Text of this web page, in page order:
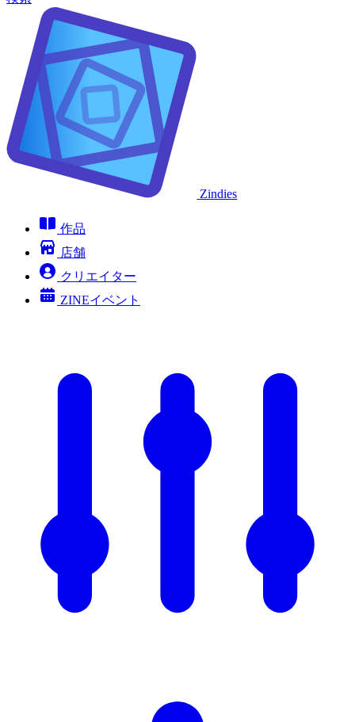
Zindies
作品
店舗
クリエイター
ZINEイベント